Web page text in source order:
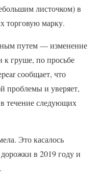
листочком) в
торговую марку.
путем — изменение
груше, по просьбе
сообщает, что
проблемы и уверяет,
течение следующих
Это касалось
в 2019 году и